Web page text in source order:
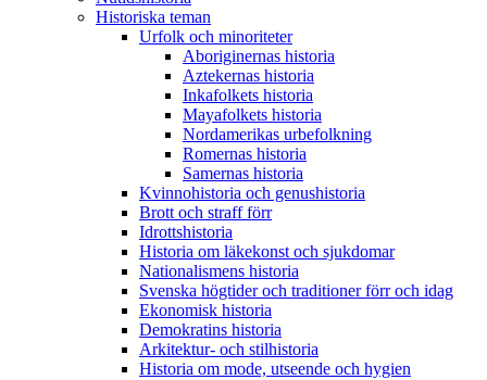
Historiska teman
Urfolk och minoriteter
Aboriginernas historia
Aztekernas historia
Inkafolkets historia
Mayafolkets historia
Nordamerikas urbefolkning
Romernas historia
Samernas historia
Kvinnohistoria och genushistoria
Brott och straff förr
Idrottshistoria
Historia om läkekonst och sjukdomar
Nationalismens historia
Svenska högtider och traditioner förr och idag
Ekonomisk historia
Demokratins historia
Arkitektur- och stilhistoria
Historia om mode, utseende och hygien